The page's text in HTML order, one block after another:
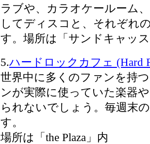
ラブや、カラオケールーム
してディスコと、それぞれ
す。場所は「サンドキャッ
5.ハードロックカフェ (Hard
世界中に多くのファンを持
ンが実際に使っていた楽器
られないでしょう。毎週末
す。
場所は「the Plaza」内